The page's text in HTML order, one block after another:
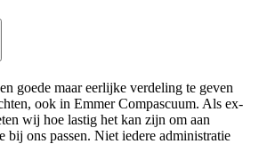
goede maar eerlijke verdeling te geven
ook in Emmer Compascuum. Als ex-
wij hoe lastig het kan zijn om aan
bij ons passen. Niet iedere administratie